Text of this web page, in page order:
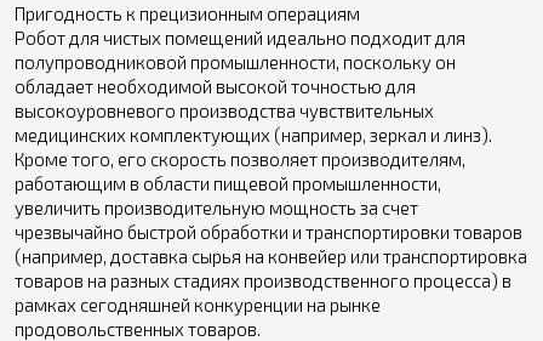
Пригодность к прецизионным операциям
Робот для чистых помещений идеально подходит для
полупроводниковой промышленности, поскольку он
обладает необходимой высокой точностью для
высокоуровневого производства чувствительных
медицинских комплектующих (например, зеркал и линз).
Кроме того, его скорость позволяет производителям,
работающим в области пищевой промышленности,
увеличить производительную мощность за счет
чрезвычайно быстрой обработки и транспортировки товаров
(например, доставка сырья на конвейер или транспортировка
товаров на разных стадиях производственного процесса) в
рамках сегодняшней конкуренции на рынке
продовольственных товаров.